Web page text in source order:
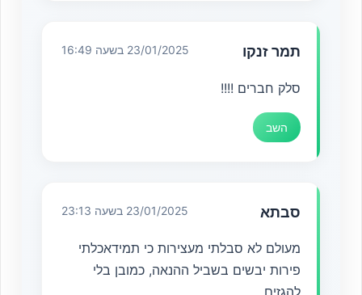
תמר זנקו 23/01/2025 בשעה 16:49
סלק חברים !!!!
השב
סבתא 23/01/2025 בשעה 23:13
מעולם לא סבלתי מעצירות כי תמידאכלתי
פירות יבשים בשביל ההנאה, כמובן בלי